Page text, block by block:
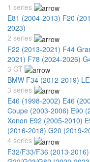
1 series
E81 (2004-2013) F20
2023)
2 series
F22 (2013-2021) F44
2021) F78 (2024-2026)
3 GT
BMW F34 (2012-2019)
3 series
E46 (1998-2002) E46
Coupe (2003-2006) E90
Xenon E92 (2005-2010)
(2016-2018) G20 (2019-
4 series
F32/F33/F36 (2013-2016)